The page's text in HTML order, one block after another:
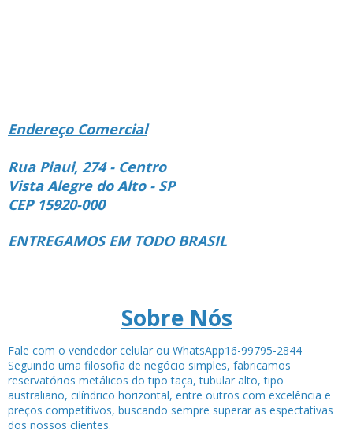
Endereço Comercial
Rua Piaui, 274 - Centro
Vista Alegre do Alto - SP
CEP 15920-000
ENTREGAMOS EM TODO BRASIL
Sobre Nós
Fale com o vendedor celular ou WhatsApp16-99795-2844
Seguindo uma filosofia de negócio simples, fabricamos
reservatórios metálicos do tipo taça, tubular alto, tipo
australiano, cilíndrico horizontal, entre outros com excelência e
preços competitivos, buscando sempre superar as espectativas
dos nossos clientes.